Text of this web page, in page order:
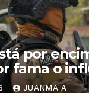
por
fama o
de
JUANMA A